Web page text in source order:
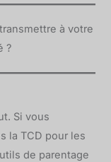
à votre
?
Si vous
la TCD pour les
de parentage